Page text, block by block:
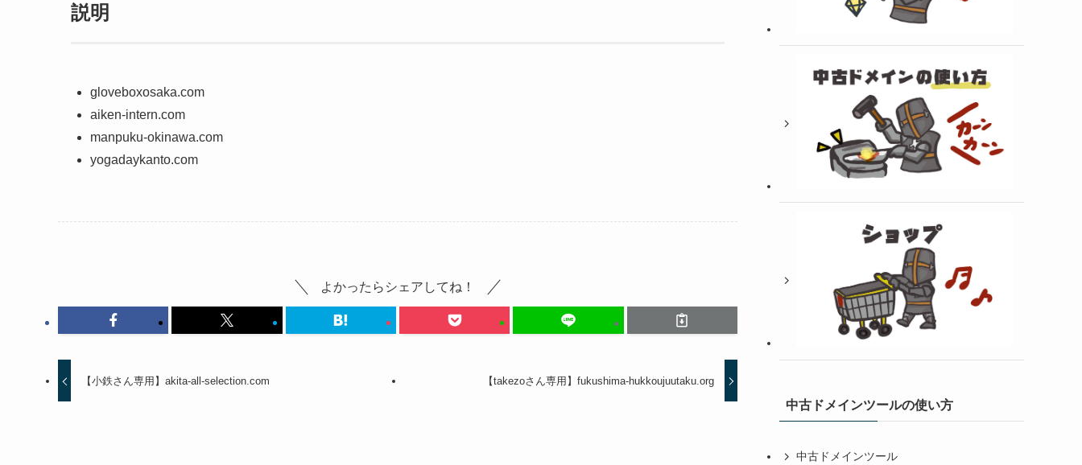
説明
gloveboxosaka.com
aiken-intern.com
manpuku-okinawa.com
yogadaykanto.com
よかったらシェアしてね！
【小鉄さん専用】akita-all-selection.com 【takezoさん専用】fukushima-hukkoujuutaku.org
中古ドメインツールの使い方
中古ドメインツール